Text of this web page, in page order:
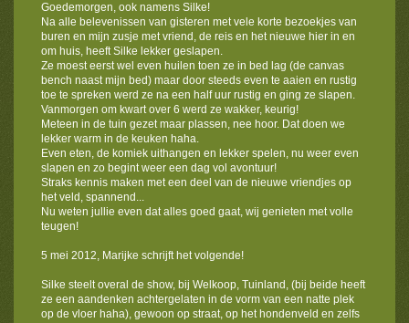
Goedemorgen, ook namens Silke!
Na alle belevenissen van gisteren met vele korte bezoekjes van
buren en mijn zusje met vriend, de reis en het nieuwe hier in en
om huis, heeft Silke lekker geslapen.
Ze moest eerst wel even huilen toen ze in bed lag (de canvas
bench naast mijn bed) maar door steeds even te aaien en rustig
toe te spreken werd ze na een half uur rustig en ging ze slapen.
Vanmorgen om kwart over 6 werd ze wakker, keurig!
Meteen in de tuin gezet maar plassen, nee hoor. Dat doen we
lekker warm in de keuken haha.
Even eten, de komiek uithangen en lekker spelen, nu weer even
slapen en zo begint weer een dag vol avontuur!
Straks kennis maken met een deel van de nieuwe vriendjes op
het veld, spannend...
Nu weten jullie even dat alles goed gaat, wij genieten met volle
teugen!
5 mei 2012, Marijke schrijft het volgende!
Silke steelt overal de show, bij Welkoop, Tuinland, (bij beide heeft
ze een aandenken achtergelaten in de vorm van een natte plek
op de vloer haha), gewoon op straat, op het hondenveld en zelfs